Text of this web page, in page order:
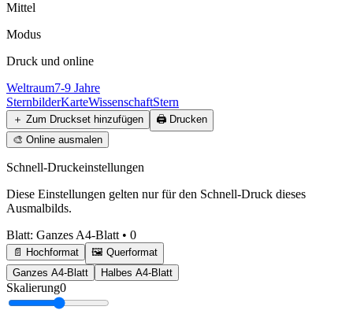
Mittel
Modus
Druck und online
Weltraum7-9 Jahre
SternbilderKarteWissenschaftStern
＋ Zum Druckset hinzufügen 🖨️ Drucken
🎨 Online ausmalen
Schnell-Druckeinstellungen
Diese Einstellungen gelten nur für den Schnell-Druck dieses
Ausmalbilds.
Blatt: Ganzes A4-Blatt • 0
📄 Hochformat
🖼️ Querformat
Ganzes A4-Blatt
Halbes A4-Blatt
Skalierung0